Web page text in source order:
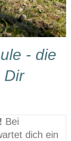
- die
Dir
Bei
dich ein